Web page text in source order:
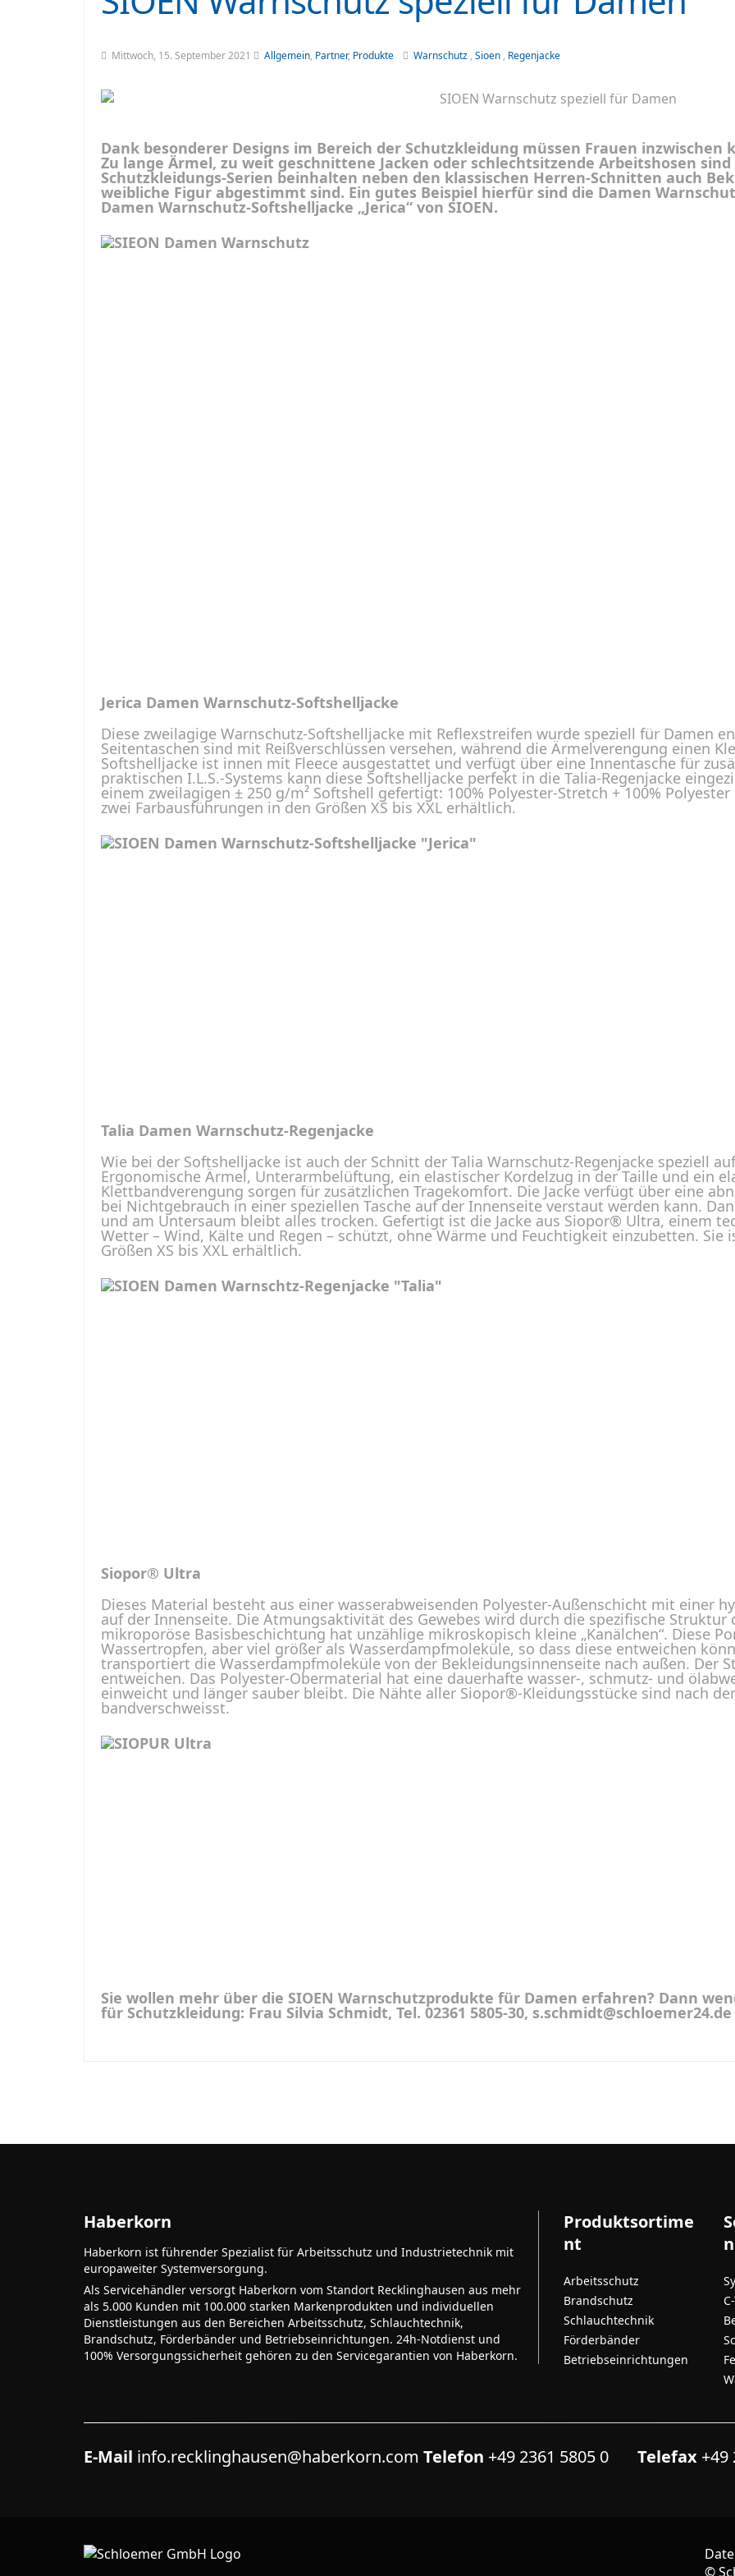
Mittwoch, 15. September 2021 Allgemein, Partner, Produkte Warnschutz , Sioen , Regenjacke
Dank besonderer Designs im Bereich der Schutzkleidung müssen Frauen
Zu lange Ärmel, zu weit geschnittene Jacken oder schlechtsitzende Arbeitshosen
Schutzkleidungs-Serien beinhalten neben den klassischen Herren-Schnitten auch
weibliche Figur abgestimmt sind. Ein gutes Beispiel hierfür sind die Damen
Damen Warnschutz-Softshelljacke „Jerica“ von SIOEN.
Jerica Damen Warnschutz-Softshelljacke
Diese zweilagige Warnschutz-Softshelljacke mit Reflexstreifen wurde speziell für Damen
Seitentaschen sind mit Reißverschlüssen versehen, während die Ärmelverengung einen
Softshelljacke ist innen mit Fleece ausgestattet und verfügt über eine Innentasche für
praktischen I.L.S.-Systems kann diese Softshelljacke perfekt in die Talia-Regenjacke
einem zweilagigen ± 250 g/m² Softshell gefertigt: 100% Polyester-Stretch + 100%
zwei Farbausführungen in den Größen XS bis XXL erhältlich.
Talia Damen Warnschutz-Regenjacke
Wie bei der Softshelljacke ist auch der Schnitt der Talia Warnschutz-Regenjacke speziell
Ergonomische Ärmel, Unterarmbelüftung, ein elastischer Kordelzug in der Taille und ein
Klettbandverengung sorgen für zusätzlichen Tragekomfort. Die Jacke verfügt über eine
bei Nichtgebrauch in einer speziellen Tasche auf der Innenseite verstaut werden kann.
und am Untersaum bleibt alles trocken. Gefertigt ist die Jacke aus Siopor® Ultra, einem
Wetter – Wind, Kälte und Regen – schützt, ohne Wärme und Feuchtigkeit einzubetten. Sie
Größen XS bis XXL erhältlich.
Siopor® Ultra
Dieses Material besteht aus einer wasserabweisenden Polyester-Außenschicht mit einer
auf der Innenseite. Die Atmungsaktivität des Gewebes wird durch die spezifische
mikroporöse Basisbeschichtung hat unzählige mikroskopisch kleine „Kanälchen“. Diese
Wassertropfen, aber viel größer als Wasserdampfmoleküle, so dass diese entweichen
transportiert die Wasserdampfmoleküle von der Bekleidungsinnenseite nach außen. Der
entweichen. Das Polyester-Obermaterial hat eine dauerhafte wasser-, schmutz- und
einweicht und länger sauber bleibt. Die Nähte aller Siopor®-Kleidungsstücke sind nach
bandverschweisst.
Sie wollen mehr über die SIOEN Warnschutzprodukte für Damen erfahren? Dann
für Schutzkleidung: Frau Silvia Schmidt, Tel. 02361 5805-30, s.schmidt@schloemer24.de
Haberkorn
Haberkorn ist führender Spezialist für Arbeitsschutz und Industrietechnik mit
europaweiter Systemversorgung.
Als Servicehändler versorgt Haberkorn vom Standort Recklinghausen aus mehr
als 5.000 Kunden mit 100.000 starken Markenprodukten und individuellen
Dienstleistungen aus den Bereichen Arbeitsschutz, Schlauchtechnik,
Brandschutz, Förderbänder und Betriebseinrichtungen. 24h-Notdienst und
100% Versorgungssicherheit gehören zu den Servicegarantien von Haberkorn.
Produktsortime
nt
Arbeitsschutz
Brandschutz
Schlauchtechnik
Förderbänder
Betriebseinrichtungen
n
E-Mail info.recklinghausen@haberkorn.com Telefon +49 2361 5805 0 Telefax +49
©